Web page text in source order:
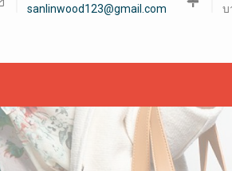
sanlinwood123@gmail.com
บ